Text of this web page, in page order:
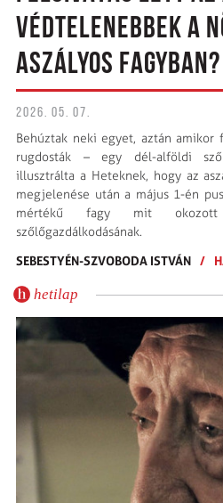
VÉDTELENEBBEK A
ASZÁLYOS FAGYBAN?
2026. 05. 07.
Behúztak neki egyet, aztán
rugdosták – egy dél-alföldi
illusztrálta a Heteknek, hogy az
megjelenése után a május 1-én
mértékű fagy mit
szőlőgazdálkodásának.
SEBESTYÉN-SZVOBODA ISTVÁN /
hetilap